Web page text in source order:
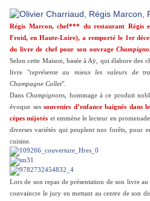
Régis Marcon, chef*** du restaurant Régis
Froid, en Haute-Loire), a remporté le 1er
du livre de chef pour son ouvrage
Selon cette Maison, basée à Aÿ, qui élabore des
livre "représente au mieux les valeurs de
Champagne Collet".
Dans Champignons, hommage à ce produit
évoque sessouvenirs d’enfance baignés dans
cèpes mijotés et emmène le lecteur en
diverses variétés qui peuplent nos forêts, pour
cuisine.
Lors de son repas de présentation de son livre
convaincre le jury en mettant au centre de son